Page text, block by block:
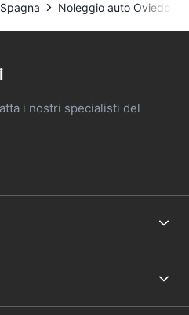
Noleggio auto Oviedo
i nostri specialisti del